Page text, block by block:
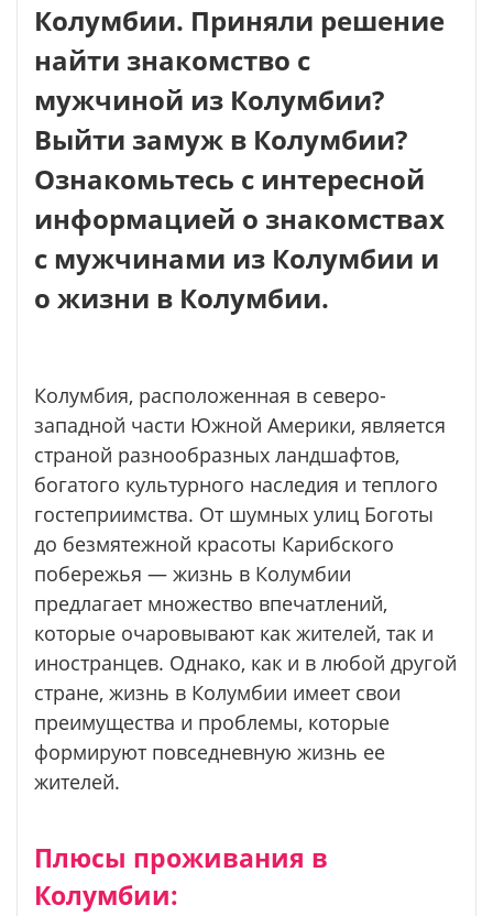
Колумбии. Приняли решение
найти знакомство с
мужчиной из Колумбии?
Выйти замуж в Колумбии?
Ознакомьтесь с интересной
информацией о знакомствах
с мужчинами из Колумбии и
о жизни в Колумбии.
Колумбия, расположенная в северо-
западной части Южной Америки, является
страной разнообразных ландшафтов,
богатого культурного наследия и теплого
гостеприимства. От шумных улиц Боготы
до безмятежной красоты Карибского
побережья — жизнь в Колумбии
предлагает множество впечатлений,
которые очаровывают как жителей, так и
иностранцев. Однако, как и в любой другой
стране, жизнь в Колумбии имеет свои
преимущества и проблемы, которые
формируют повседневную жизнь ее
жителей.
Плюсы проживания в
Колумбии: